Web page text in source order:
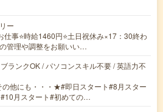
ー
仕事⭐時給1460円⭐土日祝休み×17：30終わ
管理や調整をお願いい…
ランクOK / パソコンスキル不要 / 英語力不
の他にも・・・★#即日スタート#8月スター
#10月スタート#初めての…